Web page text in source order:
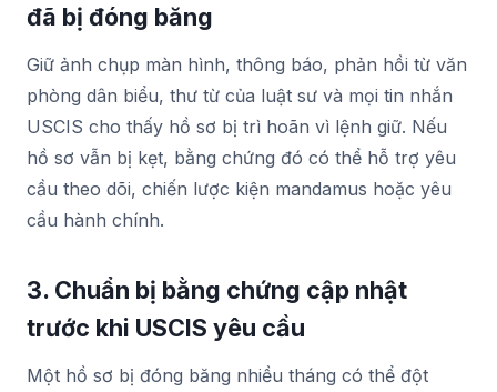
đã bị đóng băng
Giữ ảnh chụp màn hình, thông báo, phản hồi từ văn
phòng dân biểu, thư từ của luật sư và mọi tin nhắn
USCIS cho thấy hồ sơ bị trì hoãn vì lệnh giữ. Nếu
hồ sơ vẫn bị kẹt, bằng chứng đó có thể hỗ trợ yêu
cầu theo dõi, chiến lược kiện mandamus hoặc yêu
cầu hành chính.
3. Chuẩn bị bằng chứng cập nhật
trước khi USCIS yêu cầu
Một hồ sơ bị đóng băng nhiều tháng có thể đột